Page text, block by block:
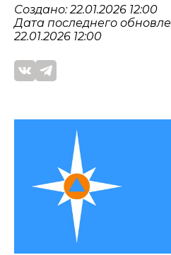
Создано: 22.01.2026 12:00
Дата последнего
22.01.2026 12:00